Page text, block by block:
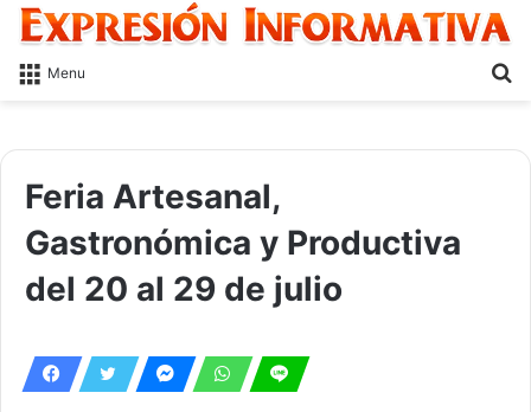
Menu
Feria Artesanal,
Gastronómica y Productiva
del 20 al 29 de julio